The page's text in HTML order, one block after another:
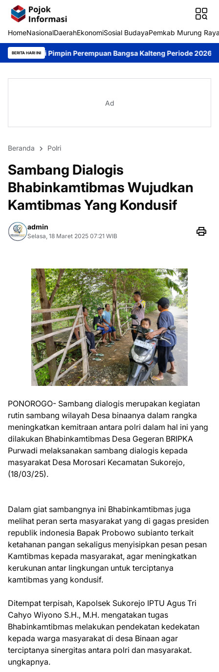
HomeNasionalDaerahEkonomiSosial BudayaPemkab Murung
BERITA HARI INI
Perempuan Bangsa Kalteng Periode 2026–2031 DPRD
Ad
Beranda Polri
Sambang Dialogis
Bhabinkamtibmas Wujudkan
Kamtibmas Yang Kondusif
admin
Selasa, 18 Maret 2025 07:21 WIB
PONOROGO- Sambang dialogis merupakan kegiatan
rutin sambang wilayah Desa binaanya dalam rangka
meningkatkan kemitraan antara polri dalam hal ini yang
dilakukan Bhabinkamtibmas Desa Gegeran BRIPKA
Purwadi melaksanakan sambang dialogis kepada
masyarakat Desa Morosari Kecamatan Sukorejo,
(18/03/25).
Dalam giat sambangnya ini Bhabinkamtibmas juga
melihat peran serta masyarakat yang di gagas presiden
republik indonesia Bapak Probowo subianto terkait
ketahanan pangan sekaligus menyisipkan pesan pesan
Kamtibmas kepada masyarakat, agar meningkatkan
kerukunan antar lingkungan untuk terciptanya
kamtibmas yang kondusif.
Ditempat terpisah, Kapolsek Sukorejo IPTU Agus Tri
Cahyo Wiyono S.H., M.H. mengatakan tugas
Bhabinkamtibmas melakukan pendekatan kedekatan
kepada warga masyarakat di desa Binaan agar
terciptanya sinergitas antara polri dan masyarakat.
ungkapnya.